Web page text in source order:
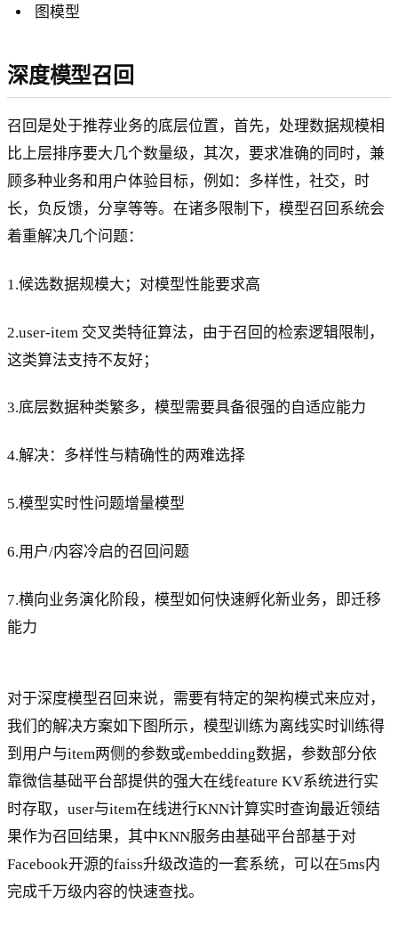
图模型
深度模型召回
召回是处于推荐业务的底层位置，首先，处理数据规模相
比上层排序要大几个数量级，其次，要求准确的同时，兼
顾多种业务和用户体验目标，例如：多样性，社交，时
长，负反馈，分享等等。在诸多限制下，模型召回系统会
着重解决几个问题：
1.候选数据规模大；对模型性能要求高
2.user-item 交叉类特征算法，由于召回的检索逻辑限制，
这类算法支持不友好；
3.底层数据种类繁多，模型需要具备很强的自适应能力
4.解决：多样性与精确性的两难选择
5.模型实时性问题增量模型
6.用户/内容冷启的召回问题
7.横向业务演化阶段，模型如何快速孵化新业务，即迁移
能力
对于深度模型召回来说，需要有特定的架构模式来应对，
我们的解决方案如下图所示，模型训练为离线实时训练得
到用户与item两侧的参数或embedding数据，参数部分依
靠微信基础平台部提供的强大在线feature KV系统进行实
时存取，user与item在线进行KNN计算实时查询最近领结
果作为召回结果，其中KNN服务由基础平台部基于对
Facebook开源的faiss升级改造的一套系统，可以在5ms内
完成千万级内容的快速查找。